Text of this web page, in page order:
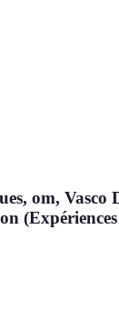
om, Vasco